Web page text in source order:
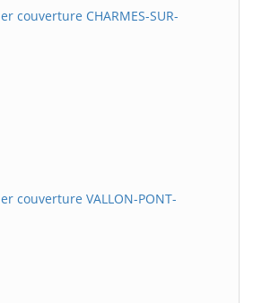
couverture CHARMES-SUR-
couverture VALLON-PONT-